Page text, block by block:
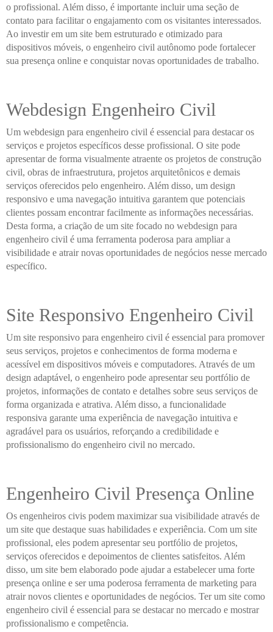
o profissional. Além disso, é importante incluir uma seção de
contato para facilitar o engajamento com os visitantes interessados.
Ao investir em um site bem estruturado e otimizado para
dispositivos móveis, o engenheiro civil autônomo pode fortalecer
sua presença online e conquistar novas oportunidades de trabalho.
Webdesign Engenheiro Civil
Um webdesign para engenheiro civil é essencial para destacar os
serviços e projetos específicos desse profissional. O site pode
apresentar de forma visualmente atraente os projetos de construção
civil, obras de infraestrutura, projetos arquitetônicos e demais
serviços oferecidos pelo engenheiro. Além disso, um design
responsivo e uma navegação intuitiva garantem que potenciais
clientes possam encontrar facilmente as informações necessárias.
Desta forma, a criação de um site focado no webdesign para
engenheiro civil é uma ferramenta poderosa para ampliar a
visibilidade e atrair novas oportunidades de negócios nesse mercado
específico.
Site Responsivo Engenheiro Civil
Um site responsivo para engenheiro civil é essencial para promover
seus serviços, projetos e conhecimentos de forma moderna e
acessível em dispositivos móveis e computadores. Através de um
design adaptável, o engenheiro pode apresentar seu portfólio de
projetos, informações de contato e detalhes sobre seus serviços de
forma organizada e atrativa. Além disso, a funcionalidade
responsiva garante uma experiência de navegação intuitiva e
agradável para os usuários, reforçando a credibilidade e
profissionalismo do engenheiro civil no mercado.
Engenheiro Civil Presença Online
Os engenheiros civis podem maximizar sua visibilidade através de
um site que destaque suas habilidades e experiência. Com um site
profissional, eles podem apresentar seu portfólio de projetos,
serviços oferecidos e depoimentos de clientes satisfeitos. Além
disso, um site bem elaborado pode ajudar a estabelecer uma forte
presença online e ser uma poderosa ferramenta de marketing para
atrair novos clientes e oportunidades de negócios. Ter um site como
engenheiro civil é essencial para se destacar no mercado e mostrar
profissionalismo e competência.